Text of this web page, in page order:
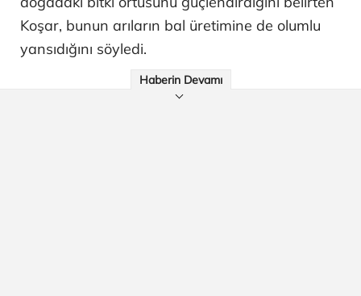
Koşar, bunun arıların bal üretimine de olumlu
yansıdığını söyledi.
Haberin Devamı